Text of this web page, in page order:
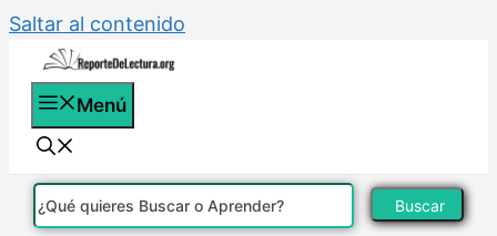
Saltar al contenido
Menú
Buscar